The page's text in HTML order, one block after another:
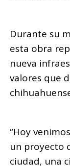
Durante su
esta obra
nueva
valores que
“Hoy
un proyecto
ciudad, una